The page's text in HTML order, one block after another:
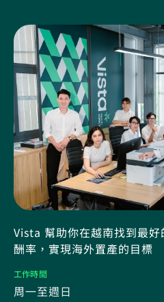
Vista 幫助你在越南找到最
酬率，實現海外置產的目標
工作時間
周一至週日